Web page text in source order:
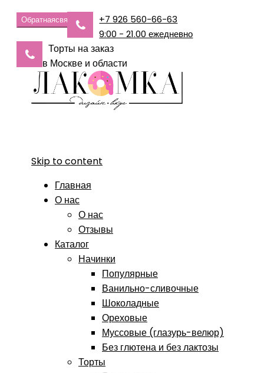
Обратнаясвязь
+7 926 560-66-63
9:00 - 21.00 ежедневно
Торты на заказ
в Москве и области
Skip to content
Главная
О нас
О нас
Отзывы
Каталог
Начинки
Популярные
Ванильно-сливочные
Шоколадные
Ореховые
Муссовые (глазурь-велюр)
Без глютена и без лактозы
Торты